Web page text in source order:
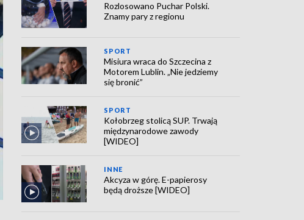
Rozlosowano Puchar Polski.
Znamy pary z regionu
SPORT
Misiura wraca do Szczecina z
Motorem Lublin. „Nie jedziemy
się bronić”
SPORT
Kołobrzeg stolicą SUP. Trwają
międzynarodowe zawody
[WIDEO]
INNE
Akcyza w górę. E-papierosy
będą droższe [WIDEO]